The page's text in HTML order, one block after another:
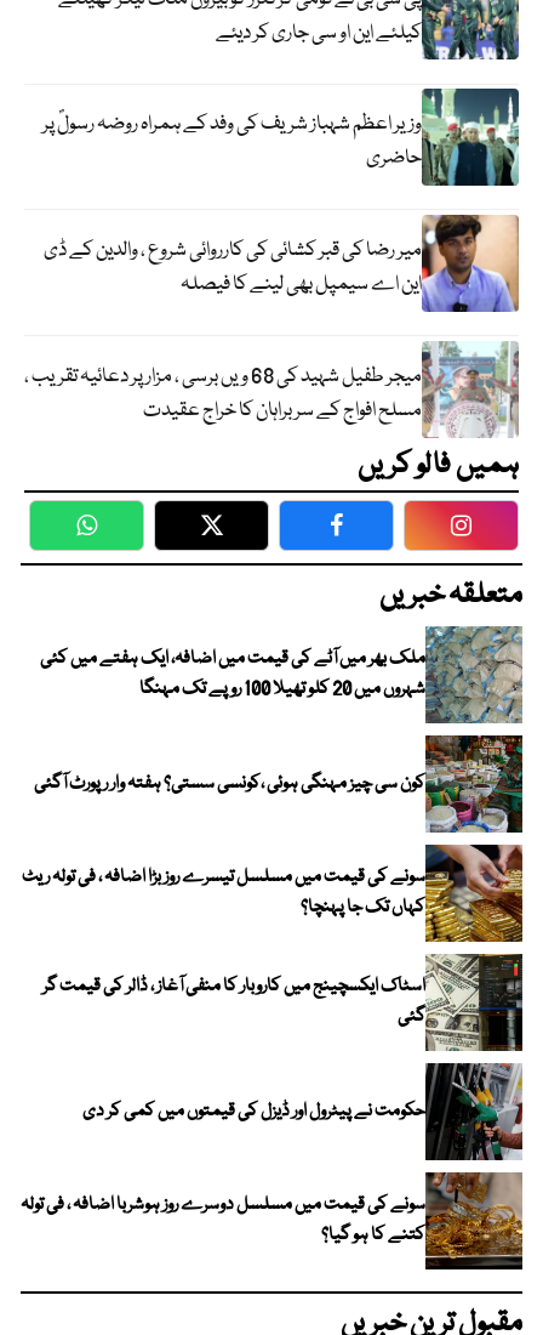
کیلئے این او سی جاری کر دیئے
وزیر اعظم شہباز شریف کی وفد کے ہمراہ روضہ رسولؐ پر
حاضری
میر رضا کی قبر کشائی کی کارروائی شروع ، والدین کے ڈی
این اے سیمپل بھی لینے کا فیصلہ
میجر طفیل شہید کی 68 ویں برسی ، مزار پر دعائیہ تقریب ،
مسلح افواج کے سربراہان کا خراج عقیدت
ہمیں فالو کریں
WhatsApp Twitter Facebook
متعلقہ خبریں
ملک بھر میں آٹے کی قیمت میں اضافہ، ایک ہفتے میں کئی
شہروں میں 20 کلو تھیلا 100 روپے تک مہنگا
کون سی چیز مہنگی ہوئی ،کونسی سستی؟ ہفتہ وار رپورٹ آگئی
سونے کی قیمت میں مسلسل تیسرے روز بڑا اضافہ ، فی تولہ ریٹ
کہاں تک جا پہنچا؟
اسٹاک ایکسچینج میں کاروبار کا منفی آغاز ، ڈالر کی قیمت گر
گئی
حکومت نے پیٹرول اور ڈیزل کی قیمتوں میں کمی کر دی
سونے کی قیمت میں مسلسل دوسرے روز ہوشربا اضافہ ، فی تولہ
کتنے کا ہو گیا؟
مقبول ترین خبریں